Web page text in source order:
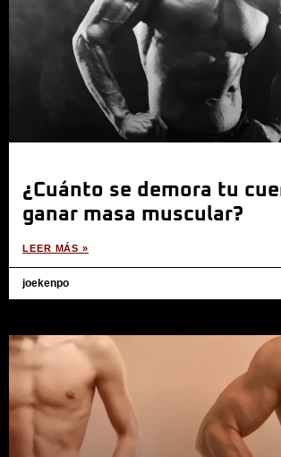
¿Cuánto se demora tu
ganar masa muscular?
LEER MÁS »
joekenpo